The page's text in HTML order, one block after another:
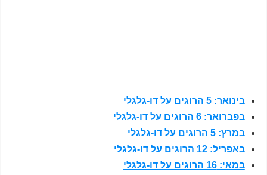
בינואר: 5 הרוגים על דו-גלגלי
בפברואר: 6 הרוגים על דו-גלגלי
במרץ: 5 הרוגים על דו-גלגלי
באפריל: 12 הרוגים על דו-גלגלי
במאי: 16 הרוגים על דו-גלגלי